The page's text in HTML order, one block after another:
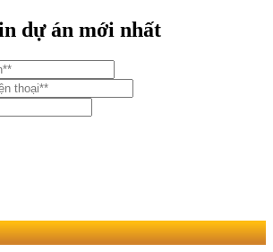
dự án mới nhất